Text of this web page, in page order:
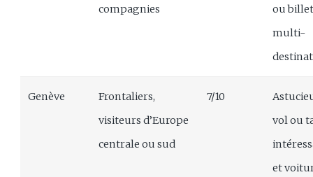
compagnies
ou
multi-
Genève
Frontaliers,
visiteurs d’Europe
centrale ou sud
7/10
vol ou
et